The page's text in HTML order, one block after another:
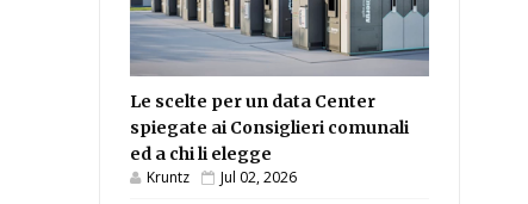
Le scelte per un data Center
spiegate ai Consiglieri comunali
ed a chi li elegge
Kruntz Jul 02, 2026